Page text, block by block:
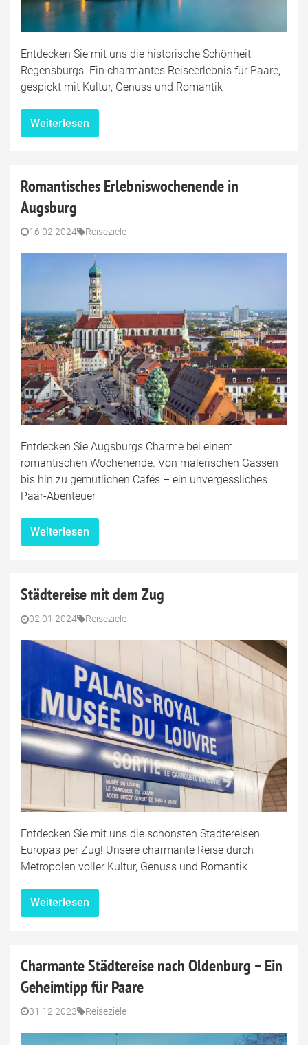
Entdecken Sie mit uns die historische Schönheit
Regensburgs. Ein charmantes Reiseerlebnis für Paare,
gespickt mit Kultur, Genuss und Romantik
Weiterlesen
Romantisches Erlebniswochenende in
Augsburg
16.02.2024 Reiseziele
Entdecken Sie Augsburgs Charme bei einem
romantischen Wochenende. Von malerischen Gassen
bis hin zu gemütlichen Cafés – ein unvergessliches
Paar-Abenteuer
Weiterlesen
Städtereise mit dem Zug
02.01.2024 Reiseziele
Entdecken Sie mit uns die schönsten Städtereisen
Europas per Zug! Unsere charmante Reise durch
Metropolen voller Kultur, Genuss und Romantik
Weiterlesen
Charmante Städtereise nach Oldenburg – Ein
Geheimtipp für Paare
31.12.2023 Reiseziele